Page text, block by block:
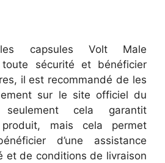
capsules Volt Male
toute sécurité et bénéficier
il est recommandé de les
sur le site officiel du
cela garantit
produit, mais cela permet
d’une assistance
et de conditions de livraison